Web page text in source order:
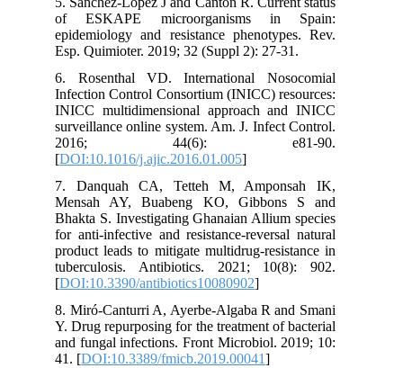
of ESKAPE microorganisms in Spain:
epidemiology and resistance phenotypes. Rev.
Esp. Quimioter. 2019; 32 (Suppl 2): 27-31.
6. Rosenthal VD. International Nosocomial
Infection Control Consortium (INICC) resources:
INICC multidimensional approach and INICC
surveillance online system. Am. J. Infect Control.
2016; 44(6): e81-90.
[DOI:10.1016/j.ajic.2016.01.005
7. Danquah CA, Tetteh M, Amponsah IK,
Mensah AY, Buabeng KO, Gibbons S and
Bhakta S. Investigating Ghanaian Allium species
for anti-infective and resistance-reversal natural
product leads to mitigate multidrug-resistance in
tuberculosis. Antibiotics. 2021; 10(8): 902.
[DOI:10.3390/antibiotics10080902
8. Miró-Canturri A, Ayerbe-Algaba R and Smani
Y. Drug repurposing for the treatment of bacterial
and fungal infections. Front Microbiol. 2019; 10:
41. [DOI:10.3389/fmicb.2019.00041